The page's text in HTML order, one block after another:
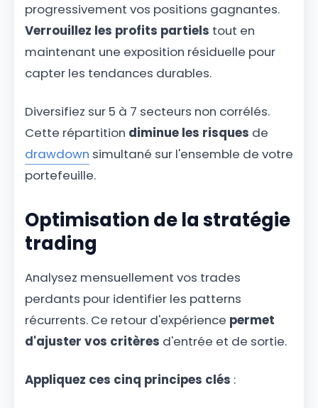
progressivement vos positions gagnantes.
Verrouillez les profits partiels tout en
maintenant une exposition résiduelle pour
capter les tendances durables.
Diversifiez sur 5 à 7 secteurs non corrélés.
Cette répartition diminue les risques de
drawdown simultané sur l'ensemble de votre
portefeuille.
Optimisation de la stratégie
trading
Analysez mensuellement vos trades
perdants pour identifier les patterns
récurrents. Ce retour d'expérience permet
d'ajuster vos critères d'entrée et de sortie.
Appliquez ces cinq principes clés :